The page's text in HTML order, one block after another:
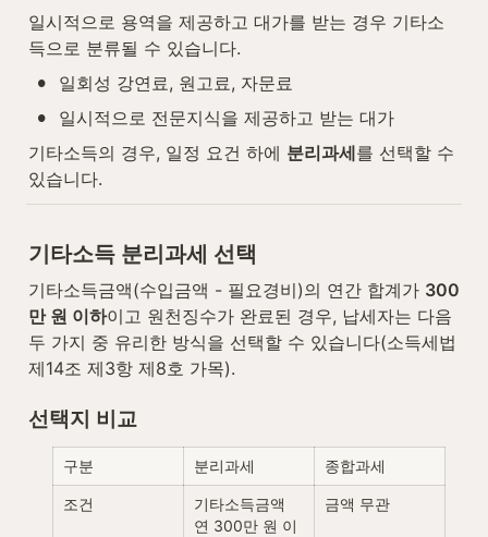
일시적으로 용역을 제공하고 대가를 받는 경우 기타소
득으로 분류될 수 있습니다.
• 일회성 강연료, 원고료, 자문료
•
일시적으로 전문지식을 제공하고 받는 대가
기타소득의 경우, 일정 요건 하에 분리과세를 선택할 수
있습니다.
기타소득 분리과세 선택
기타소득금액(수입금액 - 필요경비)의 연간 합계가 300
만 원 이하이고 원천징수가 완료된 경우, 납세자는 다음
두 가지 중 유리한 방식을 선택할 수 있습니다(소득세법
제14조 제3항 제8호 가목).
선택지 비교
구분 분리과세 종합과세
조건
기타소득금액
연 300만 원 이
금액 무관